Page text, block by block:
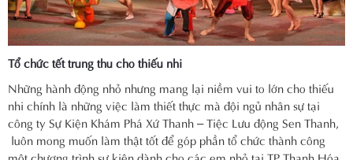
Tổ chức tết trung thu cho thiếu nhi
Những hành động nhỏ nhưng mang lại niềm vui to lớn cho thiếu
nhi chính là những việc làm thiết thực mà đội ngủ nhân sự tại
công ty Sự Kiện Khám Phá Xứ Thanh – Tiệc Lưu động Sen Thanh,
luôn mong muốn làm thật tốt để góp phần tổ chức thành công
một chương trình sự kiện dành cho các em nhỏ tại TP Thanh Hóa